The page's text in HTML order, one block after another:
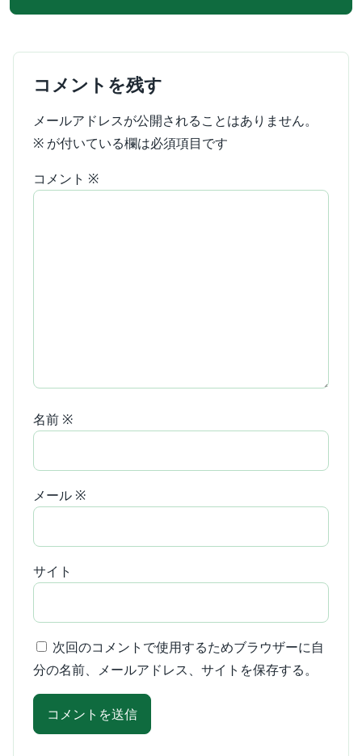
コメントを残す
メールアドレスが公開されることはありません。
※ が付いている欄は必須項目です
コメント ※
名前 ※
メール ※
サイト
次回のコメントで使用するためブラウザーに自
分の名前、メールアドレス、サイトを保存する。